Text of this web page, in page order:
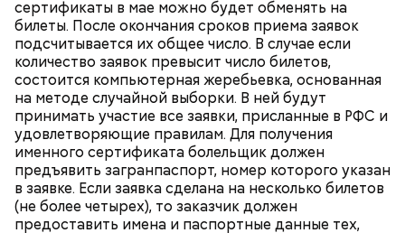
сертификаты в мае можно будет обменять на
билеты. После окончания сроков приема заявок
подсчитывается их общее число. В случае если
количество заявок превысит число билетов,
состоится компьютерная жеребьевка, основанная
на методе случайной выборки. В ней будут
принимать участие все заявки, присланные в РФС и
удовлетворяющие правилам. Для получения
именного сертификата болельщик должен
предъявить загранпаспорт, номер которого указан
в заявке. Если заявка сделана на несколько билетов
(не более четырех), то заказчик должен
предоставить имена и паспортные данные тех,